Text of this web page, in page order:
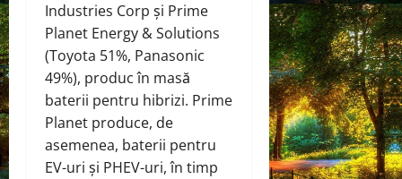
Industries Corp și Prime
Planet Energy & Solutions
(Toyota 51%, Panasonic
49%), produc în masă
baterii pentru hibrizi. Prime
Planet produce, de
asemenea, baterii pentru
EV-uri și PHEV-uri, în timp